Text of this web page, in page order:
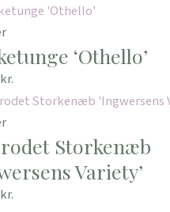
‘Othello’
kr.
Storkenæb
Variety’
kr.